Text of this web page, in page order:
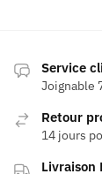
Service
Joignable
Retour
14 jours
Livraison